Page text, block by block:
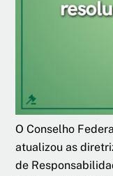
O Conselho
atualizou as
de